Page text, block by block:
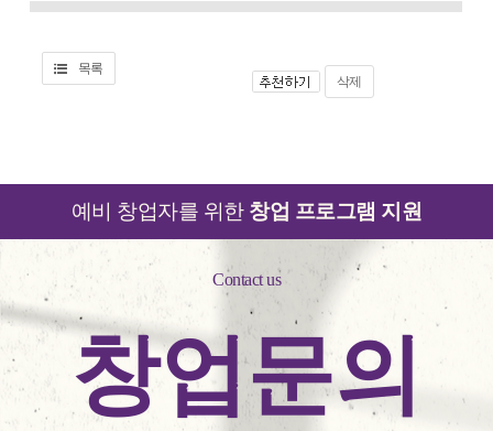
목록
삭제
예비 창업자를 위한 창업 프로그램 지원
Contact us
창업문의